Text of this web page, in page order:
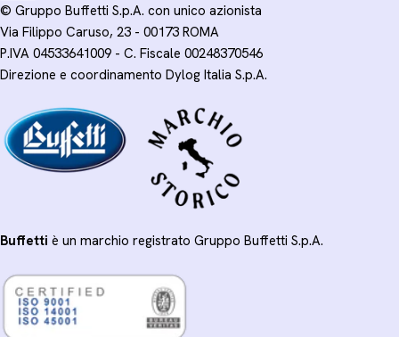
© Gruppo Buffetti S.p.A. con unico azionista
Via Filippo Caruso, 23 - 00173 ROMA
P.IVA 04533641009 - C. Fiscale 00248370546
Direzione e coordinamento Dylog Italia S.p.A.
Buffetti è un marchio registrato Gruppo Buffetti S.p.A.